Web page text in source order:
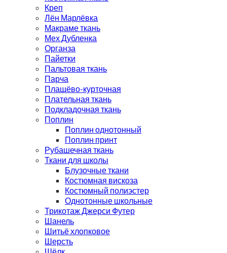
Креп
Лён Марлёвка
Макраме ткань
Мех Дубленка
Органза
Пайетки
Пальтовая ткань
Парча
Плащёво-курточная
Плательная ткань
Подкладочная ткань
Поплин
Поплин однотонный
Поплин принт
Рубашечная ткань
Ткани для школы
Блузочные ткани
Костюмная вискоза
Костюмный полиэстер
Однотонные школьные
Трикотаж Джерси Футер
Шанель
Шитьё хлопковое
Шерсть